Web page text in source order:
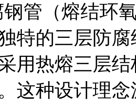
钢管（熔结环
特的三层防
用热熔三层
这种设计理